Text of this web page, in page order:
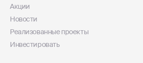
Акции
Новости
Реализованные проекты
Инвестировать